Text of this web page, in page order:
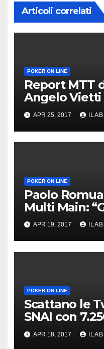
Articoli correlati
POKER ON LINE
Report MTT
Angelo
Super
Poker
APR 25, 2017
POKER ON LINE
Paolo
Multi Main:
anni ed è
APR 19, 2017
POKER ON LINE
Scattano le
SNAI con
treAPR 18, 2017